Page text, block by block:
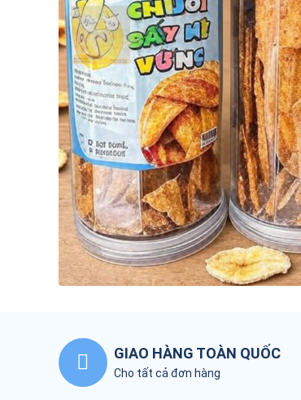
GIAO HÀNG TOÀN QUỐC
Cho tất cả đơn hàng